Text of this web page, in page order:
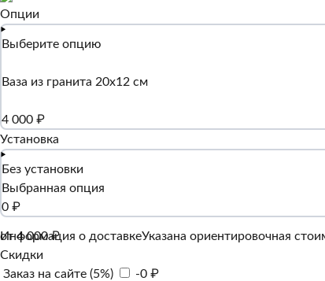
Опции
Выберите опцию
Ваза из гранита 20х12 см
4 000 ₽
Установка
Без установки
Выбранная опция
0 ₽
Информация о доставкеУказана ориентировочная
от 4 000 ₽
Скидки
Заказ на сайте (5%)
-0 ₽